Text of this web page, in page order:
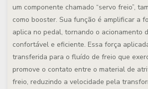
um componente chamado “servo freio”,
como booster. Sua função é amplificar a
aplica no pedal, tornando o acionamento
confortável e eficiente. Essa força
transferida para o fluído de freio que
promove o contato entre o material de
freio, reduzindo a velocidade pela